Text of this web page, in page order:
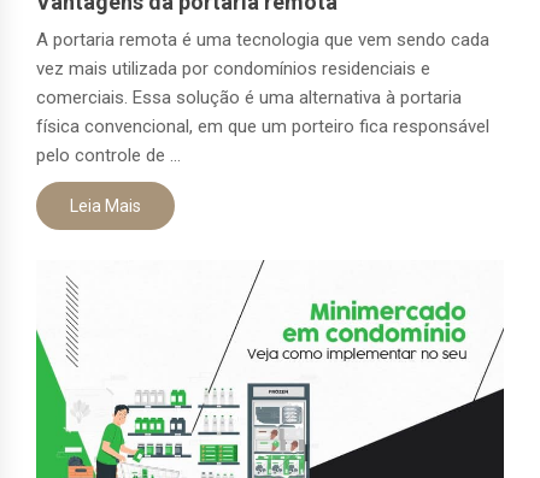
A portaria remota é uma tecnologia que vem sendo cada
vez mais utilizada por condomínios residenciais e
comerciais. Essa solução é uma alternativa à portaria
física convencional, em que um porteiro fica responsável
pelo controle de ...
Leia Mais